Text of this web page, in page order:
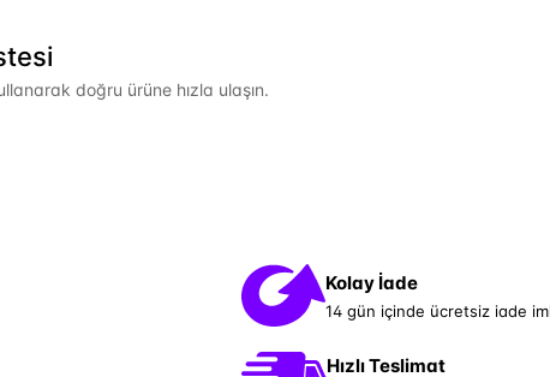
doğru ürüne hızla ulaşın.
Kolay İade
14 gün içinde ücretsiz iade
Hızlı Teslimat